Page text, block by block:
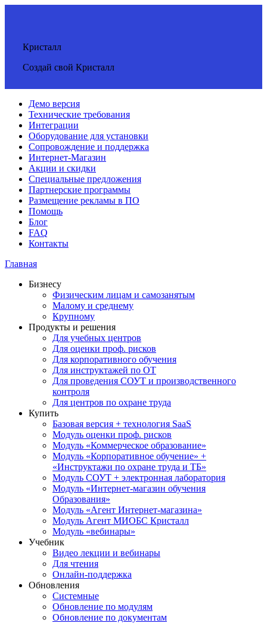
Кристалл
Создай свой Кристалл
Демо версия
Технические требования
Интеграции
Оборудование для установки
Сопровождение и поддержка
Интернет-Магазин
Акции и скидки
Специальные предложения
Партнерские программы
Размещение рекламы в ПО
Помощь
Блог
FAQ
Контакты
Главная
Бизнесу
Физическим лицам и самозанятым
Малому и среднему
Крупному
Продукты и решения
Для учебных центров
Для оценки проф. рисков
Для корпоративного обучения
Для инструктажей по ОТ
Для проведения СОУТ и производственного
контроля
Для центров по охране труда
Купить
Базовая версия + технология SaaS
Модуль оценки проф. рисков
Модуль «Коммерческое образование»
Модуль «Корпоративное обучение» +
«Инструктажи по охране труда и ТБ»
Модуль СОУТ + электронная лаборатория
Модуль «Интернет-магазин обучения
Образования»
Модуль «Агент Интернет-магазина»
Модуль Агент МИОБС Кристалл
Модуль «вебинары»
Учебник
Видео лекции и вебинары
Для чтения
Онлайн-поддержка
Обновления
Системные
Обновление по модулям
Обновление по документам